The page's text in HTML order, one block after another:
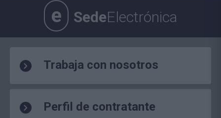
e SedeElectrónica
Trabaja con nosotros
Perfil de contratante